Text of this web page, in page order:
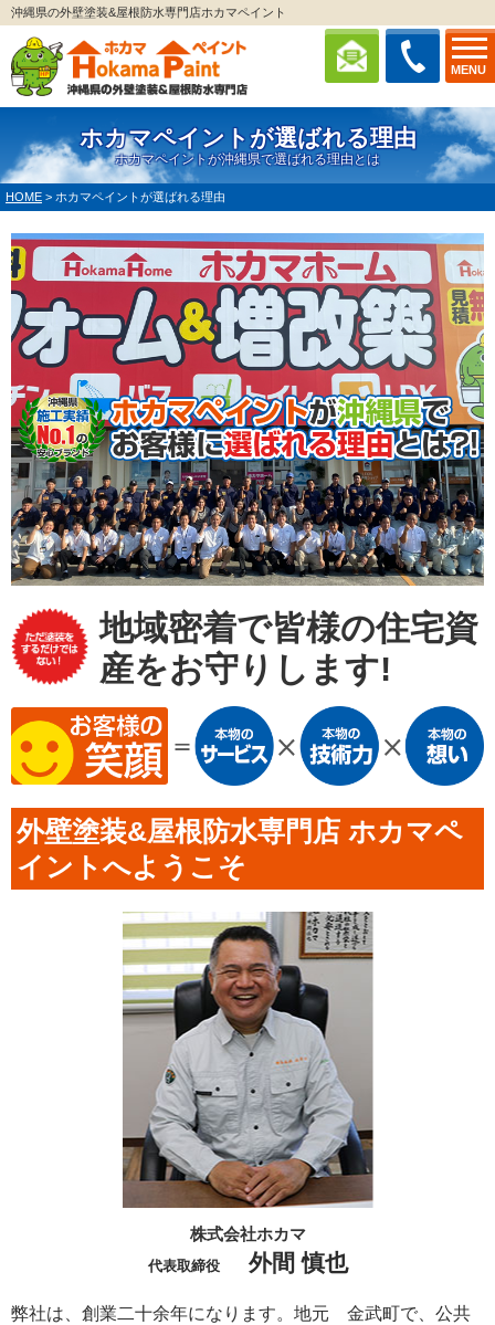
MENU
沖縄県の外壁塗装&屋根防水専門店ホカマペイント
ホカマペイントが選ばれる理由
ホカマペイントが沖縄県で選ばれる理由とは
HOME > ホカマペイントが選ばれる理由
地域密着で皆様の住宅資
産をお守りします!
外壁塗装&屋根防水専門店 ホカマペ
イントへようこそ
株式会社ホカマ
代表取締役 外間 慎也
弊社は、創業二十余年になります。地元 金武町で、公共